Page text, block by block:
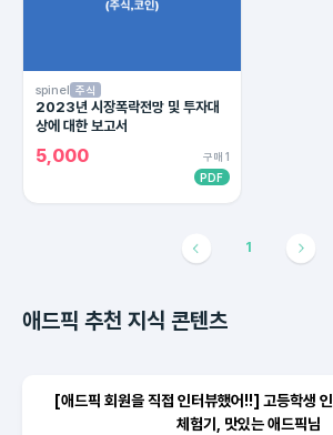
spinel 주식
2023년 시장폭락전망 및 투자대
상에 대한 보고서
5,000
구매 1
PDF
1
애드픽 추천 지식 콘텐츠
[애드픽 회원을 직접 인터뷰했어!!] 고등학생
체험기, 맛있는 애드픽님